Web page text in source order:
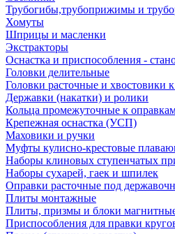
Трубогибы,трубоприжимы и
Хомуты
Шприцы и масленки
Экстракторы
Оснастка и приспособления -
Головки делительные
Головки расточные и хвостовики
Державки (накатки) и ролики
Кольца промежуточные к
Крепежная оснастка (УСП)
Маховики и ручки
Муфты кулисно-крестовые
Наборы клиновых ступенчатых
Наборы сухарей, гаек и шпилек
Оправки расточные под
Плиты монтажные
Плиты, призмы и блоки
Приспособления для правки